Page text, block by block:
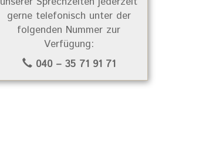
gerne telefonisch unter der
folgenden Nummer zur
Verfügung:
040 – 35 71 91 71